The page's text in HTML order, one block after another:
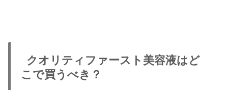
クオリティファースト美容液はど
こで買うべき？